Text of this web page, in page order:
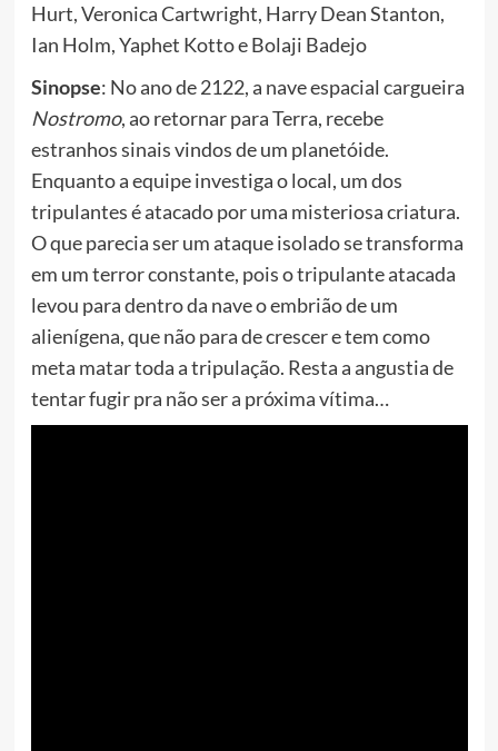
Hurt, Veronica Cartwright, Harry Dean Stanton,
Ian Holm, Yaphet Kotto e Bolaji Badejo
Sinopse: No ano de 2122, a nave espacial cargueira
Nostromo, ao retornar para Terra, recebe
estranhos sinais vindos de um planetóide.
Enquanto a equipe investiga o local, um dos
tripulantes é atacado por uma misteriosa criatura.
O que parecia ser um ataque isolado se transforma
em um terror constante, pois o tripulante atacada
levou para dentro da nave o embrião de um
alienígena, que não para de crescer e tem como
meta matar toda a tripulação. Resta a angustia de
tentar fugir pra não ser a próxima vítima…